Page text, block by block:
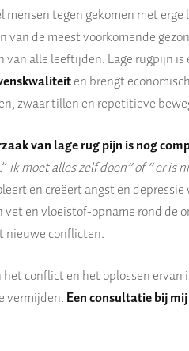
mensen tegen gekomen met
van de meest voorkomende
van alle leeftijden. Lage rugpijn
en brengt
zwaar tillen en repetitieve
van lage rug pijn is nog
ik moet alles zelf doen” of ” er is
en creëert angst en
vet en vloeistof-opname rond de
nieuwe conflicten.
conflict en het oplossen
vermijden.Een consultatie bij